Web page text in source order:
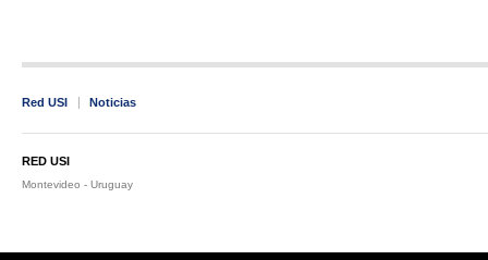
Red USI Noticias
RED USI
Montevideo - Uruguay